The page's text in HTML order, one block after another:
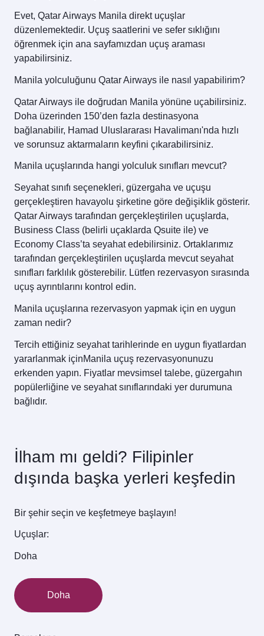
Evet, Qatar Airways Manila direkt uçuşlar
düzenlemektedir. Uçuş saatlerini ve sefer sıklığını
öğrenmek için ana sayfamızdan uçuş araması
yapabilirsiniz.
Manila yolculuğunu Qatar Airways ile nasıl yapabilirim?
Qatar Airways ile doğrudan Manila yönüne uçabilirsiniz.
Doha üzerinden 150’den fazla destinasyona
bağlanabilir, Hamad Uluslararası Havalimanı'nda hızlı
ve sorunsuz aktarmaların keyfini çıkarabilirsiniz.
Manila uçuşlarında hangi yolculuk sınıfları mevcut?
Seyahat sınıfı seçenekleri, güzergaha ve uçuşu
gerçekleştiren havayolu şirketine göre değişiklik gösterir.
Qatar Airways tarafından gerçekleştirilen uçuşlarda,
Business Class (belirli uçaklarda Qsuite ile) ve
Economy Class’ta seyahat edebilirsiniz. Ortaklarımız
tarafından gerçekleştirilen uçuşlarda mevcut seyahat
sınıfları farklılık gösterebilir. Lütfen rezervasyon sırasında
uçuş ayrıntılarını kontrol edin.
Manila uçuşlarına rezervasyon yapmak için en uygun
zaman nedir?
Tercih ettiğiniz seyahat tarihlerinde en uygun fiyatlardan
yararlanmak içinManila uçuş rezervasyonunuzu
erkenden yapın. Fiyatlar mevsimsel talebe, güzergahın
popülerliğine ve seyahat sınıflarındaki yer durumuna
bağlıdır.
İlham mı geldi? Filipinler
dışında başka yerleri keşfedin
Bir şehir seçin ve keşfetmeye başlayın!
Uçuşlar:
Doha
Doha